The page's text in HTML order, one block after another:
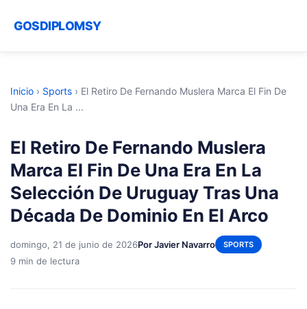
GOSDIPLOMSY
Inicio › Sports › El Retiro De Fernando Muslera Marca El Fin De
Una Era En La ...
El Retiro De Fernando Muslera
Marca El Fin De Una Era En La
Selección De Uruguay Tras Una
Década De Dominio En El Arco
domingo, 21 de junio de 2026Por Javier Navarro SPORTS
9 min de lectura